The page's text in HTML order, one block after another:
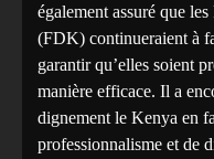
également assuré que
(FDK) continueraient à
garantir qu’elles soient
manière efficace. Il a
dignement le Kenya en
professionnalisme et de